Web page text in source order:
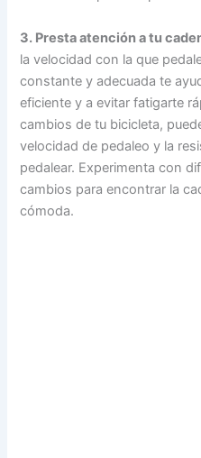
3. Presta atención a tu
la velocidad con la que
constante y adecuada te
eficiente y a evitar fatigarte
cambios de tu bicicleta,
velocidad de pedaleo y la
pedalear. Experimenta con
cambios para encontrar la
cómoda.